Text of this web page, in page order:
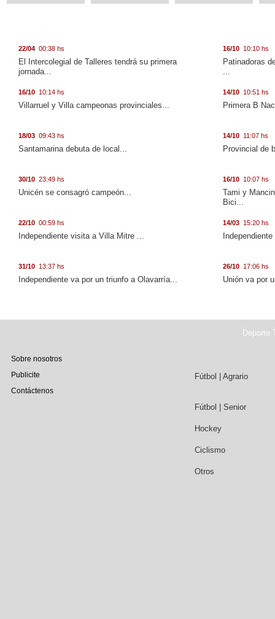
22/04 00:38 hs
El Intercolegial de Talleres tendrá su primera
jornada...
16/10 10:10 hs
Patinadoras
...
16/10 10:14 hs
Villarruel y Villa campeonas provinciales...
14/10 10:51 hs
Primera B
18/03 09:43 hs
Santamarina debuta de local...
14/10 11:07 hs
Provincial de
30/10 23:49 hs
Unicén se consagró campeón...
16/10 10:07 hs
Tami y
Bici...
22/10 00:59 hs
Independiente visita a Villa Mitre ...
14/03 15:20 hs
31/10 13:37 hs
Independiente va por un triunfo a Olavarría...
26/10 17:06 hs
Unión va por
Deporte
Sobre nosotros
Publicite
Contáctenos
Fútbol | Agrario
Fútbol | Senior
Hockey
Ciclismo
Otros